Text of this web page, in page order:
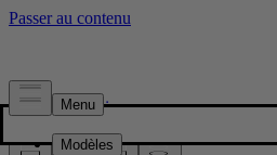
Presse & Médias